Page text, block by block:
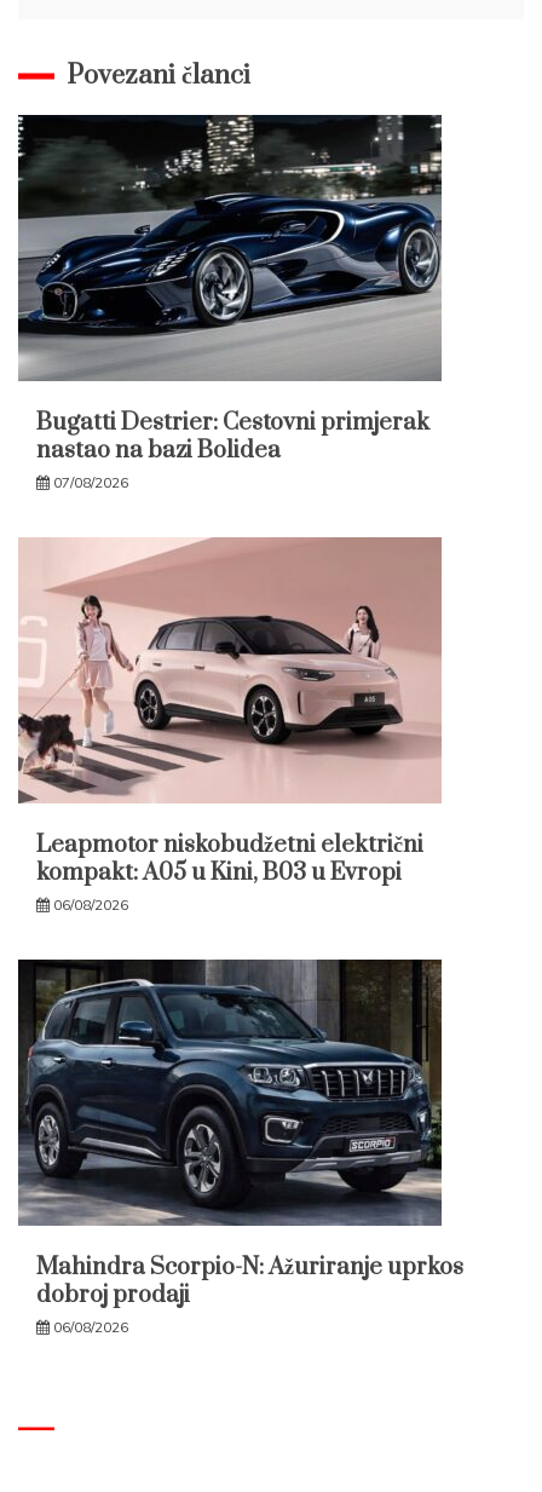
Povezani članci
Bugatti Destrier: Cestovni primjerak
nastao na bazi Bolidea
07/08/2026
Leapmotor niskobudžetni električni
kompakt: A05 u Kini, B03 u Evropi
06/08/2026
Mahindra Scorpio-N: Ažuriranje uprkos
dobroj prodaji
06/08/2026